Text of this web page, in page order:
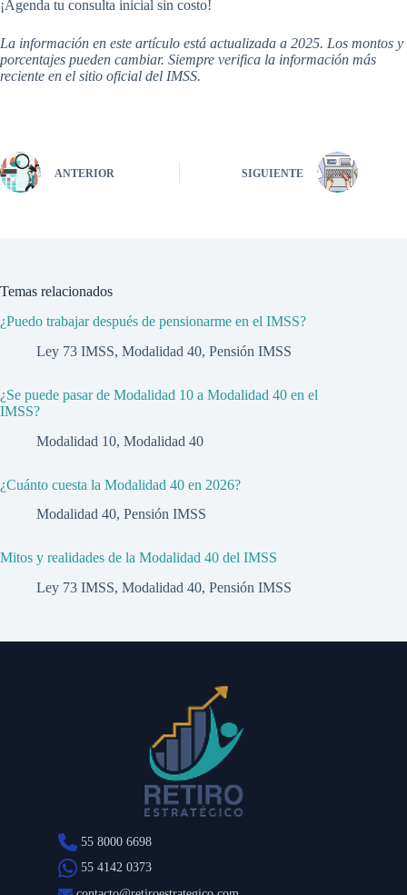
¡Agenda tu consulta inicial sin costo!
La información en este artículo está actualizada a 2025. Los montos y
porcentajes pueden cambiar. Siempre verifica la información más
reciente en el sitio oficial del IMSS.
ANTERIOR SIGUIENTE
Temas relacionados
¿Puedo trabajar después de pensionarme en el IMSS?
Ley 73 IMSS, Modalidad 40, Pensión IMSS
¿Se puede pasar de Modalidad 10 a Modalidad 40 en el
IMSS?
Modalidad 10, Modalidad 40
¿Cuánto cuesta la Modalidad 40 en 2026?
Modalidad 40, Pensión IMSS
Mitos y realidades de la Modalidad 40 del IMSS
Ley 73 IMSS, Modalidad 40, Pensión IMSS
55 8000 6698
55 4142 0373